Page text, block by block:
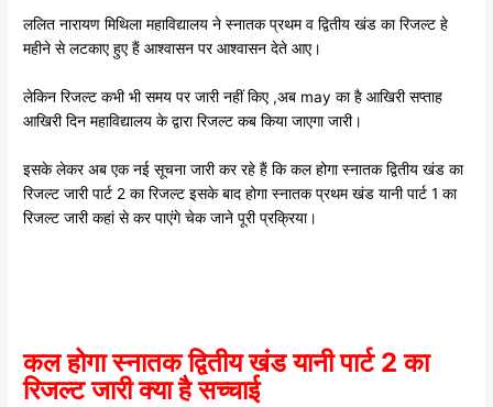
ललित नारायण मिथिला महाविद्यालय ने स्नातक प्रथम व द्वितीय खंड का रिजल्ट हे
महीने से लटकाए हुए हैं आश्वासन पर आश्वासन देते आए।
लेकिन रिजल्ट कभी भी समय पर जारी नहीं किए ,अब may का है आखिरी सप्ताह
आखिरी दिन महाविद्यालय के द्वारा रिजल्ट कब किया जाएगा जारी।
इसके लेकर अब एक नई सूचना जारी कर रहे हैं कि कल होगा स्नातक द्वितीय खंड का
रिजल्ट जारी पार्ट 2 का रिजल्ट इसके बाद होगा स्नातक प्रथम खंड यानी पार्ट 1 का
रिजल्ट जारी कहां से कर पाएंगे चेक जाने पूरी प्रक्रिया।
कल होगा स्नातक द्वितीय खंड यानी पार्ट 2 का
रिजल्ट जारी क्या है सच्चाई